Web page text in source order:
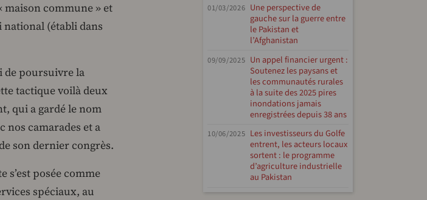
commune » et
national (établi dans
de poursuivre la
tactique voilà deux
qui a gardé le nom
nos camarades et a
son dernier congrès.
s’est posée comme
spéciaux, au
01/03/2026 Une perspective de
gauche sur la guerre entre
le Pakistan et
l’Afghanistan
09/09/2025 Un appel financier urgent :
Soutenez les paysans et
les communautés rurales
à la suite des 2025 pires
inondations jamais
enregistrées depuis 38 ans
10/06/2025 Les investisseurs du Golfe
entrent, les acteurs locaux
sortent : le programme
d’agriculture industrielle
au Pakistan